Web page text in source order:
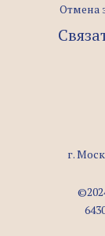
Отмена
г.